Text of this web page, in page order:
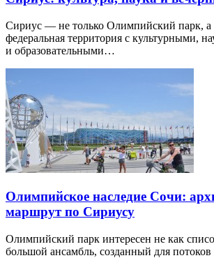
Сириус — не только Олимпийский парк, а
федеральная территория с культурными,
и образовательными…
Олимпийское наследие Сочи:
маршрут по Сириусу
Олимпийский парк интересен не как
большой ансамбль, созданный для